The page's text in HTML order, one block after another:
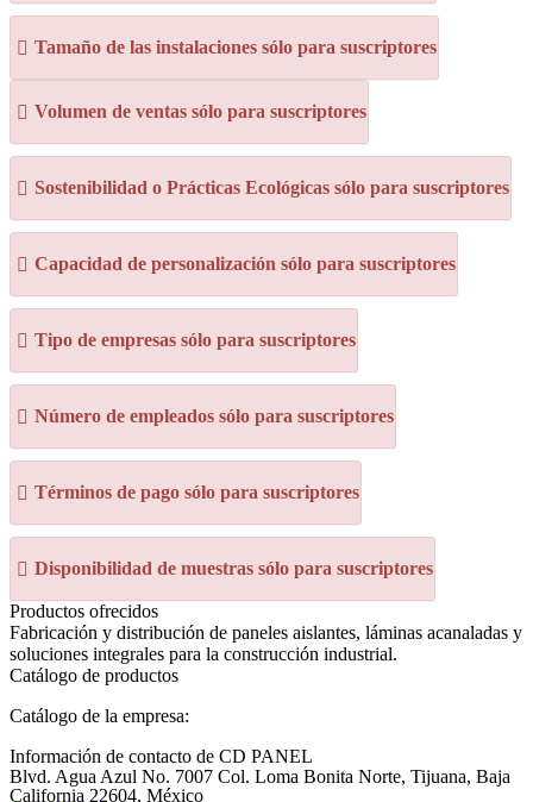
Tamaño de las instalaciones sólo para suscriptores
Volumen de ventas sólo para suscriptores
Sostenibilidad o Prácticas Ecológicas sólo para suscriptores
Capacidad de personalización sólo para suscriptores
Tipo de empresas sólo para suscriptores
Número de empleados sólo para suscriptores
Términos de pago sólo para suscriptores
Disponibilidad de muestras sólo para suscriptores
Productos ofrecidos
Fabricación y distribución de paneles aislantes, láminas acanaladas y
soluciones integrales para la construcción industrial.
Catálogo de productos
Catálogo de la empresa:
Información de contacto de CD PANEL
Blvd. Agua Azul No. 7007 Col. Loma Bonita Norte, Tijuana, Baja
California 22604, México